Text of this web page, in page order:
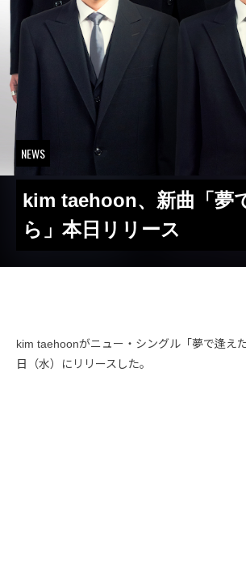
NEWS
kim taehoon、新曲「夢
ら」本日リリース
kim taehoonがニュー・シングル「夢で逢え
日（水）にリリースした。